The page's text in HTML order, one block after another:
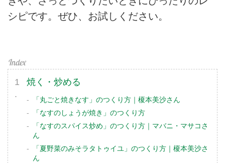
シピです。ぜひ、お試しください。
焼く・炒める
「丸ごと焼きなす」のつくり方｜榎本美沙さん
「なすのしょうが焼き」のつくり方
「なすのスパイス炒め」のつくり方｜マバニ・マサコさ
ん
「夏野菜のみそラタトゥイユ」のつくり方｜榎本美沙さ
ん